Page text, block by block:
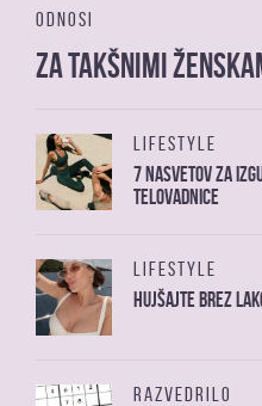
ODNOSI
Za takšnimi
LIFESTYLE
7 nasvetov za
telovadnice
LIFESTYLE
Hujšajte brez
RAZVEDRILO